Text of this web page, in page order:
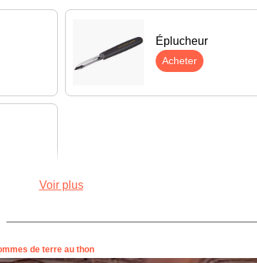
Éplucheur
Acheter
Voir plus